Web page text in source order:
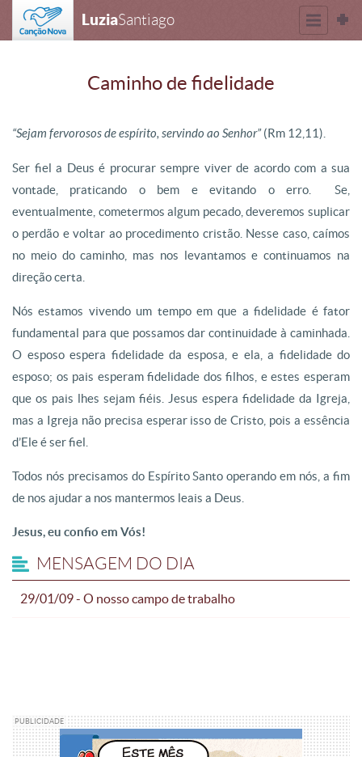
LuziaSantiago
Caminho de fidelidade
“Sejam fervorosos de espírito, servindo ao Senhor”(Rm 12,11).
Ser fiel a Deus é procurar sempre viver de acordo com a sua
vontade, praticando o bem e evitando o erro. Se,
eventualmente, cometermos algum pecado, deveremos suplicar
o perdão e voltar ao procedimento cristão. Nesse caso, caímos
no meio do caminho, mas nos levantamos e continuamos na
direção certa.
Nós estamos vivendo um tempo em que a fidelidade é fator
fundamental para que possamos dar continuidade à caminhada.
O esposo espera fidelidade da esposa, e ela, a fidelidade do
esposo; os pais esperam fidelidade dos filhos, e estes esperam
que os pais lhes sejam fiéis. Jesus espera fidelidade da Igreja,
mas a Igreja não precisa esperar isso de Cristo, pois a essência
d’Ele é ser fiel.
Todos nós precisamos do Espírito Santo operando em nós, a fim
de nos ajudar a nos mantermos leais a Deus.
Jesus, eu confio em Vós!
MENSAGEM DO DIA
29/01/09 - O nosso campo de trabalho
PUBLICIDADE